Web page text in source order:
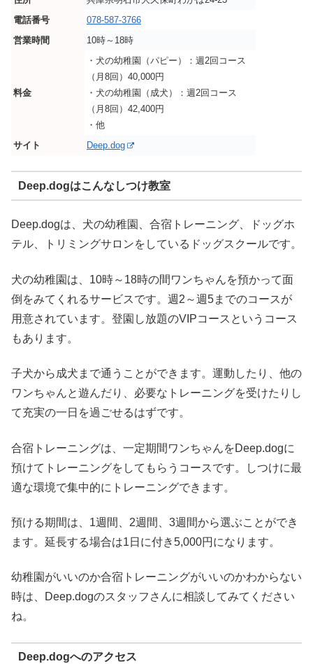
電話番号
078-587-3766
営業時間
10時～18時
料金
・犬の幼稚園（パピー）：週2回コース
（月8回）40,000円
・犬の幼稚園（成犬）：週2回コース
（月8回）42,400円
・他
サイト
Deep.dog
Deep.dogはこんなしつけ教室
Deep.dogは、犬の幼稚園、合宿トレーニング、ドッグホ
テル、トリミングサロンをしているドッグスクールです。
犬の幼稚園は、10時～18時の間ワンちゃんを預かって面
倒をみてくれるサービスです。週2～週5までのコースが
用意されています。登園し放題のVIPコースというコース
もあります。
子犬から成犬まで通うことができます。運動したり、他の
ワンちゃんと遊んだり、必要なトレーニングを受けたりし
て充実の一日を過ごせるはずです。
合宿トレーニングは、一定期間ワンちゃんをDeep.dogに
預けてトレーニングをしてもらうコースです。しつけに最
適な環境で集中的にトレーニングできます。
預ける期間は、1週間、2週間、3週間から選ぶことができ
ます。延長する場合は1日に付き5,000円になります。
幼稚園がいいのか合宿トレーニングがいいのかわからない
時は、Deep.dogのスタッフさんに相談してみてください
ね。
Deep.dogへのアクセス